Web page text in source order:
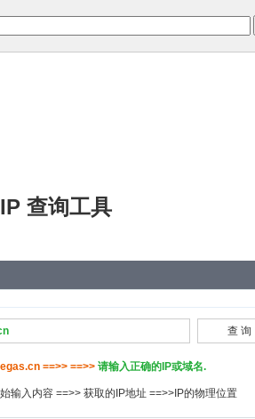
IP 查询工具
==>> ==>> 请输入正确的IP或域名.
输入内容 ==>> 获取的IP地址 ==>>IP的物理位置